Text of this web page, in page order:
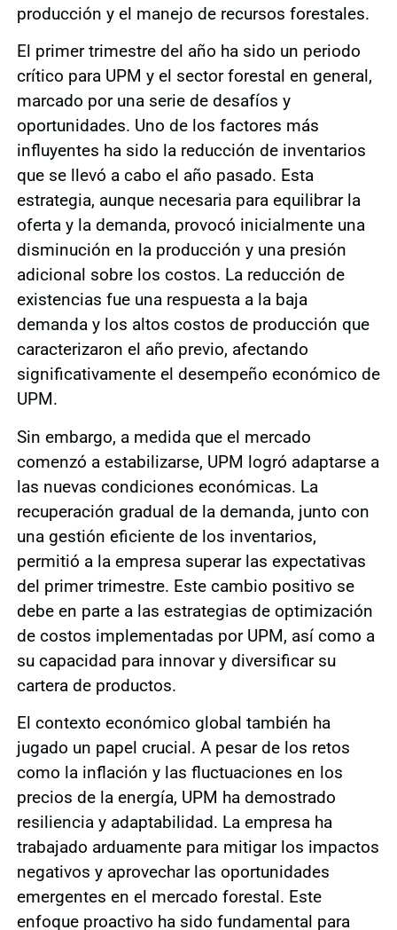
producción y el manejo de recursos forestales.
El primer trimestre del año ha sido un periodo
crítico para UPM y el sector forestal en general,
marcado por una serie de desafíos y
oportunidades. Uno de los factores más
influyentes ha sido la reducción de inventarios
que se llevó a cabo el año pasado. Esta
estrategia, aunque necesaria para equilibrar la
oferta y la demanda, provocó inicialmente una
disminución en la producción y una presión
adicional sobre los costos. La reducción de
existencias fue una respuesta a la baja
demanda y los altos costos de producción que
caracterizaron el año previo, afectando
significativamente el desempeño económico de
UPM.
Sin embargo, a medida que el mercado
comenzó a estabilizarse, UPM logró adaptarse a
las nuevas condiciones económicas. La
recuperación gradual de la demanda, junto con
una gestión eficiente de los inventarios,
permitió a la empresa superar las expectativas
del primer trimestre. Este cambio positivo se
debe en parte a las estrategias de optimización
de costos implementadas por UPM, así como a
su capacidad para innovar y diversificar su
cartera de productos.
El contexto económico global también ha
jugado un papel crucial. A pesar de los retos
como la inflación y las fluctuaciones en los
precios de la energía, UPM ha demostrado
resiliencia y adaptabilidad. La empresa ha
trabajado arduamente para mitigar los impactos
negativos y aprovechar las oportunidades
emergentes en el mercado forestal. Este
enfoque proactivo ha sido fundamental para